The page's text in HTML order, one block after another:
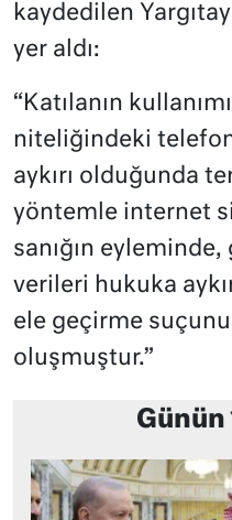
kaydedilen
yer aldı:
“Katılanın
niteliğindeki
aykırı olduğunda
yöntemle internet
sanığın
verileri hukuka
ele geçirme
oluşmuştur.”
Günün